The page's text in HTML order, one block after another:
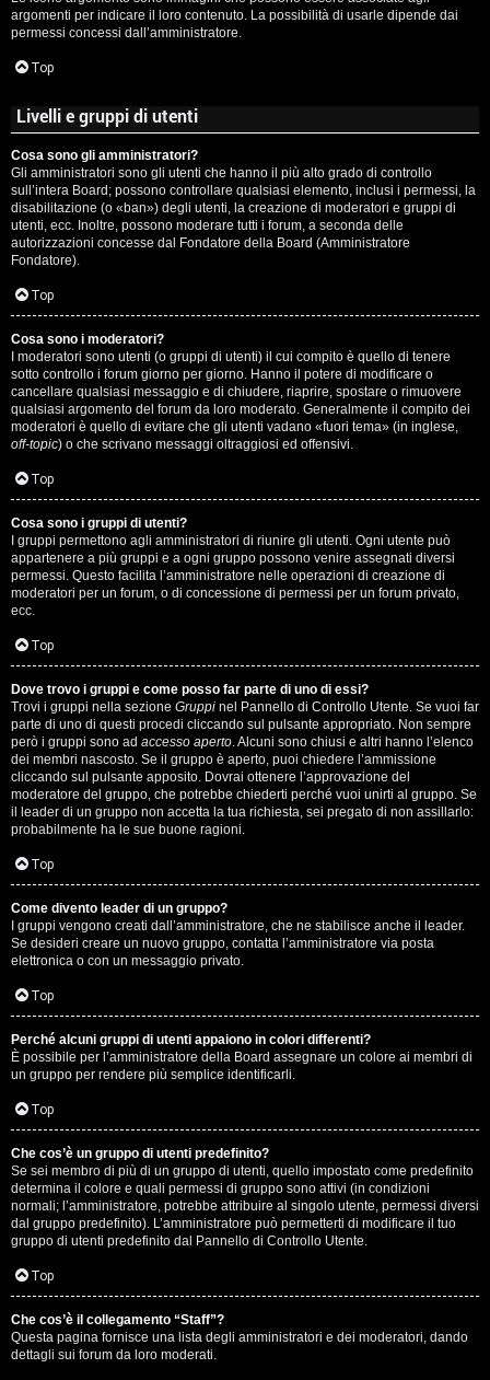
argomenti per indicare il loro contenuto. La possibilità di usarle dipende dai
permessi concessi dall’amministratore.
Top
Livelli e gruppi di utenti
Cosa sono gli amministratori?
Gli amministratori sono gli utenti che hanno il più alto grado di controllo
sull’intera Board; possono controllare qualsiasi elemento, inclusi i permessi, la
disabilitazione (o «ban») degli utenti, la creazione di moderatori e gruppi di
utenti, ecc. Inoltre, possono moderare tutti i forum, a seconda delle
autorizzazioni concesse dal Fondatore della Board (Amministratore
Fondatore).
Top
Cosa sono i moderatori?
I moderatori sono utenti (o gruppi di utenti) il cui compito è quello di tenere
sotto controllo i forum giorno per giorno. Hanno il potere di modificare o
cancellare qualsiasi messaggio e di chiudere, riaprire, spostare o rimuovere
qualsiasi argomento del forum da loro moderato. Generalmente il compito dei
moderatori è quello di evitare che gli utenti vadano «fuori tema» (in inglese,
off-topic) o che scrivano messaggi oltraggiosi ed offensivi.
Top
Cosa sono i gruppi di utenti?
I gruppi permettono agli amministratori di riunire gli utenti. Ogni utente può
appartenere a più gruppi e a ogni gruppo possono venire assegnati diversi
permessi. Questo facilita l’amministratore nelle operazioni di creazione di
moderatori per un forum, o di concessione di permessi per un forum privato,
ecc.
Top
Dove trovo i gruppi e come posso far parte di uno di essi?
Trovi i gruppi nella sezione Gruppi nel Pannello di Controllo Utente. Se vuoi far
parte di uno di questi procedi cliccando sul pulsante appropriato. Non sempre
però i gruppi sono ad accesso aperto. Alcuni sono chiusi e altri hanno l’elenco
dei membri nascosto. Se il gruppo è aperto, puoi chiedere l’ammissione
cliccando sul pulsante apposito. Dovrai ottenere l’approvazione del
moderatore del gruppo, che potrebbe chiederti perché vuoi unirti al gruppo. Se
il leader di un gruppo non accetta la tua richiesta, sei pregato di non assillarlo:
probabilmente ha le sue buone ragioni.
Top
Come divento leader di un gruppo?
I gruppi vengono creati dall’amministratore, che ne stabilisce anche il leader.
Se desideri creare un nuovo gruppo, contatta l’amministratore via posta
elettronica o con un messaggio privato.
Top
Perché alcuni gruppi di utenti appaiono in colori differenti?
È possibile per l’amministratore della Board assegnare un colore ai membri di
un gruppo per rendere più semplice identificarli.
Top
Che cos’è un gruppo di utenti predefinito?
Se sei membro di più di un gruppo di utenti, quello impostato come predefinito
determina il colore e quali permessi di gruppo sono attivi (in condizioni
normali; l’amministratore, potrebbe attribuire al singolo utente, permessi diversi
dal gruppo predefinito). L’amministratore può permetterti di modificare il tuo
gruppo di utenti predefinito dal Pannello di Controllo Utente.
Top
Che cos’è il collegamento “Staff”?
Questa pagina fornisce una lista degli amministratori e dei moderatori, dando
dettagli sui forum da loro moderati.
i
a
c
e
P
e
r
c
o
r
s
i
M
u
s
i
c
a
l
i
.
.
.
D
i
t
u
t
t
o
u
n
p
ò